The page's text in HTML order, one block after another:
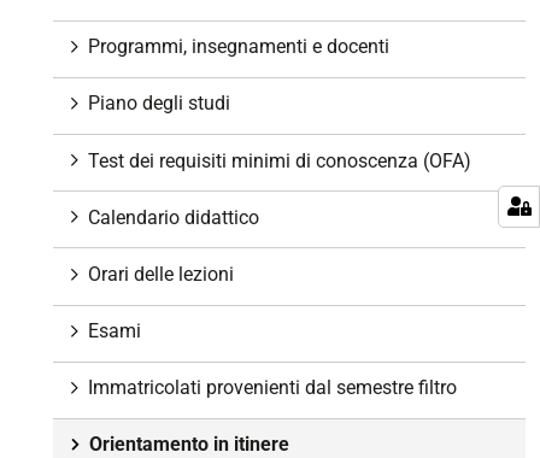
Programmi, insegnamenti e docenti
Piano degli studi
Test dei requisiti minimi di conoscenza (OFA)
Calendario didattico
Orari delle lezioni
Esami
Immatricolati provenienti dal semestre filtro
Orientamento in itinere